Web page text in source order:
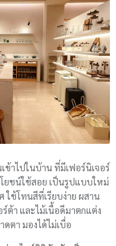
าไปในบ้าน ที่มีเฟอร์นิเจอร์
ยชน์ใช้สอย เป็นรูปแบบใหม่
ใช้โทนสีที่เรียบง่าย ผสาน
ต้า และไม้เนื้อดีมาตกแต่ง
ดตา มองได้ไม่เบื่อ